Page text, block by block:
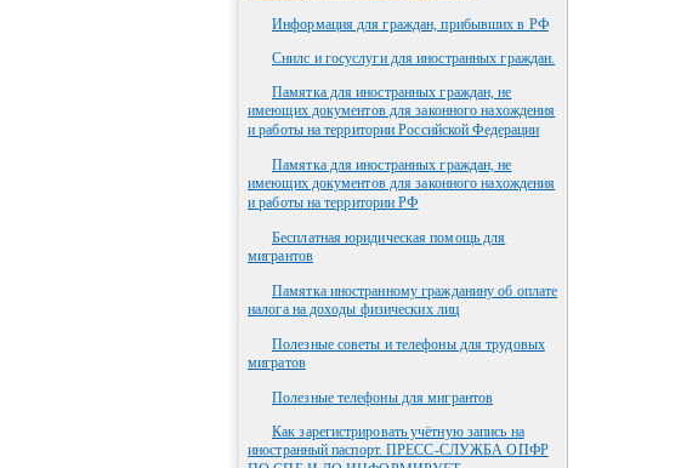
Информация для граждан, прибывших в РФ
Снилс и госуслуги для иностранных граждан.
Памятка для иностранных граждан, не
имеющих документов для законного нахождения
и работы на территории Российской Федерации
Памятка для иностранных граждан, не
имеющих документов для законного нахождения
и работы на территории РФ
Бесплатная юридическая помощь для
мигрантов
Памятка иностранному гражданину об оплате
налога на доходы физических лиц
Полезные советы и телефоны для трудовых
мигратов
Полезные телефоны для мигрантов
Как зарегистрировать учётную запись на
иностранный паспорт. ПРЕСС-СЛУЖБА ОПФР